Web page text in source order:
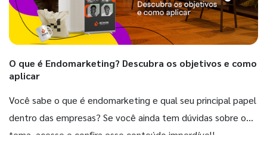
O que é Endomarketing? Descubra os objetivos e como
aplicar
Você sabe o que é endomarketing e qual seu principal papel
dentro das empresas? Se você ainda tem dúvidas sobre o
tema, acesse e confira esse conteúdo imperdível!